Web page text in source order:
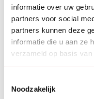
informatie over uw
partners voor social
partners kunnen deze
informatie die u aan ze
verzameld op basis
Noodzakelijk
Plus- en minpunten
Vangt maar liefst
tuin.
Voegt een
Voor aansluiting op